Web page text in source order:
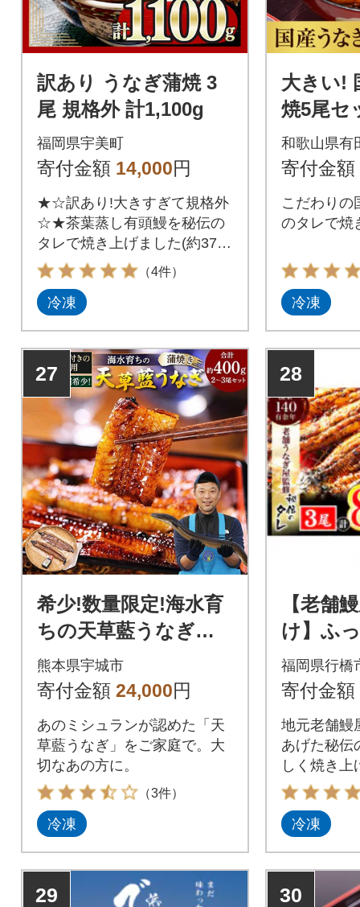
訳あり うなぎ蒲焼 3
尾 規格外 計1,100g
福岡県宇美町
寄付金額 14,000円
★☆訳あり!大きすぎて規格外
☆★茶葉蒸し有頭鰻を秘伝の
タレで焼き上げました(約370g
×3尾)。
（4件）
冷凍
大きい!
焼5尾セ
以上)
和歌山県有
寄付金額
こだわりの
のタレで焼
冷凍
27
希少!数量限定!海水育
ちの天草藍うなぎ
蒲焼き2～3尾セット
(宇城市)
熊本県宇城市
寄付金額 24,000円
あのミシュランが認めた「天
草藍うなぎ」をご家庭で。大
切なあの方に。
（3件）
冷凍
28
【老舗
け】ふ
か中国
(280g前
福岡県行橋
寄付金額
地元老舗鰻
あげた秘伝
しく焼き上
冷凍
29 30